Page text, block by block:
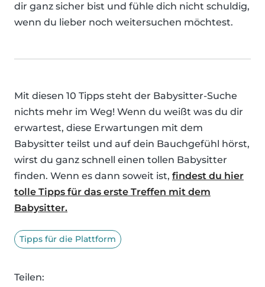
dir ganz sicher bist und fühle dich nicht schuldig,
wenn du lieber noch weitersuchen möchtest.
Mit diesen 10 Tipps steht der Babysitter-Suche
nichts mehr im Weg! Wenn du weißt was du dir
erwartest, diese Erwartungen mit dem
Babysitter teilst und auf dein Bauchgefühl hörst,
wirst du ganz schnell einen tollen Babysitter
finden. Wenn es dann soweit ist, findest du hier
tolle Tipps für das erste Treffen mit dem
Babysitter.
Tipps für die Plattform
Teilen: